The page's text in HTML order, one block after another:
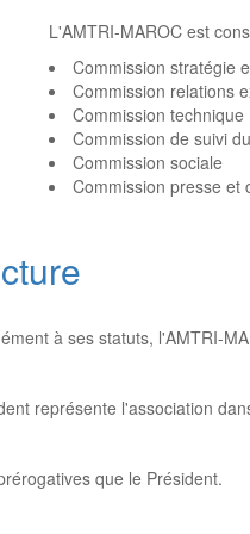
L'AMTRI-MAROC est
Commission stratégie
Commission relations
Commission technique
Commission de suivi
Commission sociale
Commission presse et
à ses statuts, l'AMTRI-
représente l'association
que le Président.